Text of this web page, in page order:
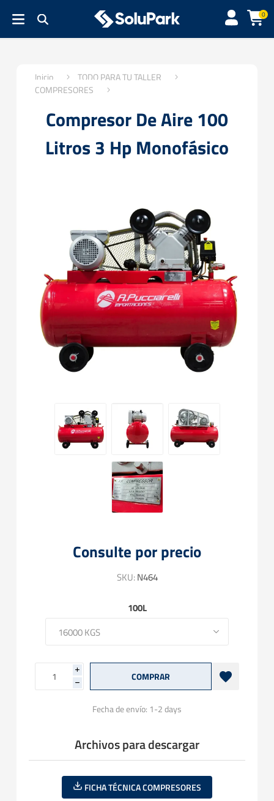
0
Inicio
TODO PARA TU TALLER
COMPRESORES
Compresor De Aire 100
Litros 3 Hp Monofásico
Consulte por precio
SKU:N464
100L
i
h
Fecha de envío: 1-2 days
Archivos para descargar
FICHA TÉCNICA COMPRESORES